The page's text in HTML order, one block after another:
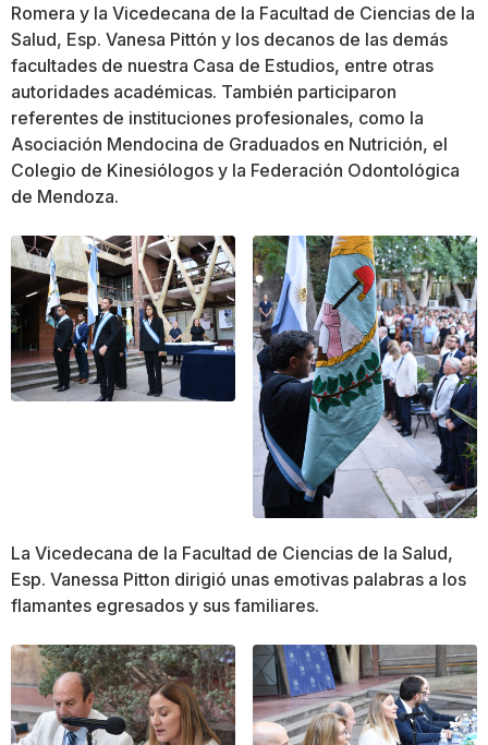
Romera y la Vicedecana de la Facultad de Ciencias de la
Salud, Esp. Vanesa Pittón y los decanos de las demás
facultades de nuestra Casa de Estudios, entre otras
autoridades académicas. También participaron
referentes de instituciones profesionales, como la
Asociación Mendocina de Graduados en Nutrición, el
Colegio de Kinesiólogos y la Federación Odontológica
de Mendoza.
La Vicedecana de la Facultad de Ciencias de la Salud,
Esp. Vanessa Pitton dirigió unas emotivas palabras a los
flamantes egresados y sus familiares.